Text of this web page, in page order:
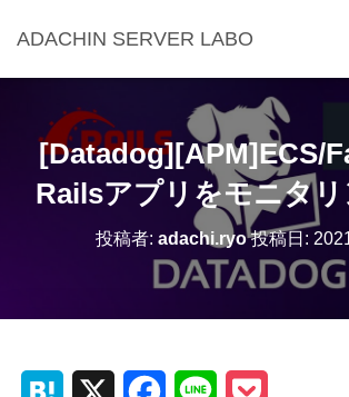
ADACHIN SERVER LABO
[Datadog][APM]ECS/
Railsアプリをモニタ
投稿者: adachi.ryo投稿日: